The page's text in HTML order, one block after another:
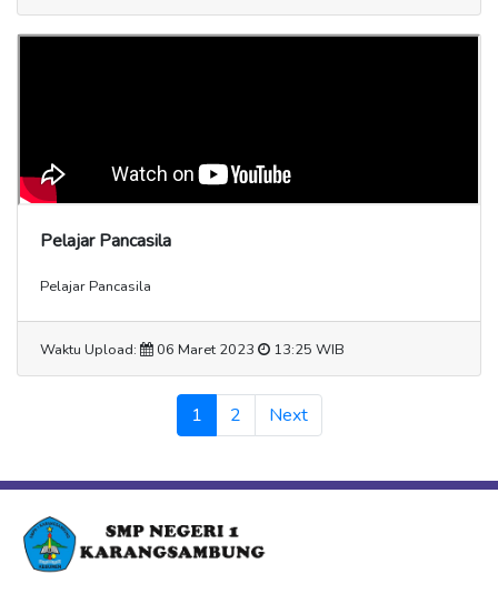
Pelajar Pancasila
Pelajar Pancasila
Waktu Upload: 06 Maret 2023 13:25 WIB
1(current)
2 Next